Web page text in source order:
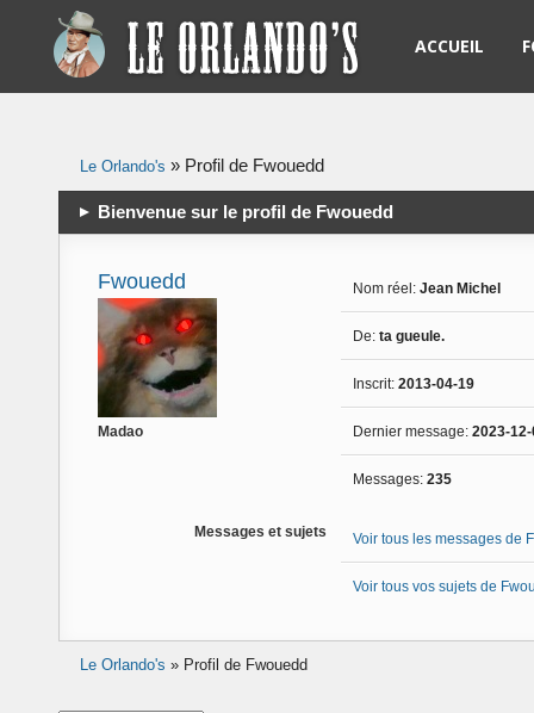
ACCUEIL
Le Orlando's » Profil de Fwouedd
Bienvenue sur le profil de Fwouedd
Fwouedd
Madao
Nom réel: Jean Michel
De: ta gueule.
Inscrit: 2013-04-19
Dernier message: 2023-
Messages: 235
Messages et sujets Voir tous les messages de
Voir tous vos sujets de
Le Orlando's » Profil de Fwouedd